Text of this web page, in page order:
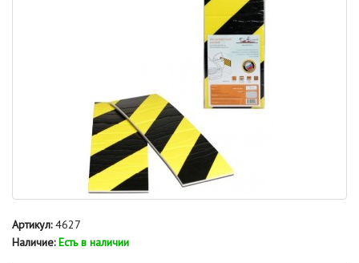
Артикул:4627
Наличие: Есть в наличии